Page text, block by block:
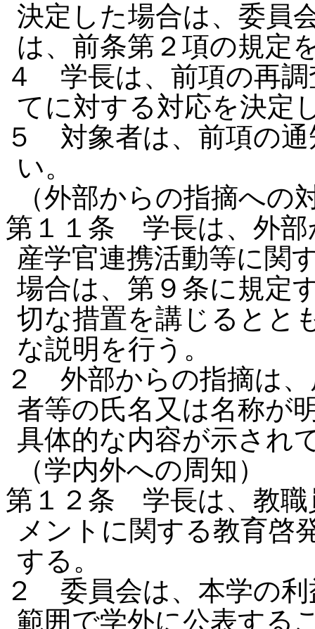
決定した場合は、委員
は、前条第２項の規定
４ 学長は、前項の再調
てに対する対応を決定
５ 対象者は、前項の
い。
（外部からの指摘への
第１１条 学長は、外部
産学官連携活動等に関
場合は、第９条に規定
切な措置を講じるとと
な説明を行う。
２ 外部からの指摘は
者等の氏名又は名称が
具体的な内容が示され
（学内外への周知）
第１２条 学長は、教職
メントに関する教育啓
する。
２ 委員会は、本学の利
範囲で学外に公表する